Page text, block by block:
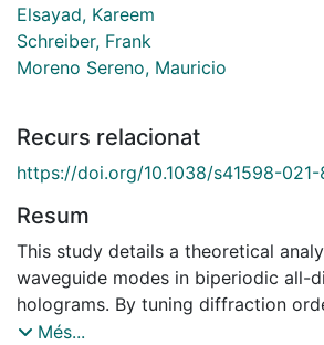
Elsayad, Kareem
Schreiber, Frank
Moreno Sereno, Mauricio
Recurs relacionat
https://doi.org/10.1038/s41598-021-
Resum
This study details a theoretical
waveguide modes in biperiodic all-
holograms. By tuning diffraction
subsequently confining local
Més...